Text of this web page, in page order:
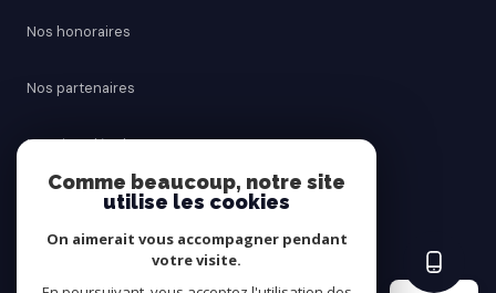
Nos honoraires
Nos partenaires
Mentions légales
Comme beaucoup, notre site
utilise les cookies
On aimerait vous accompagner pendant
votre visite.